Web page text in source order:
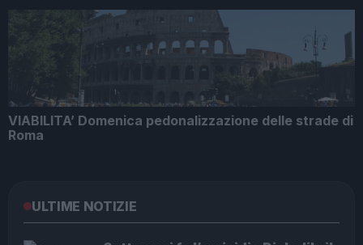
VIABILITA’ Domenica pedonalizzazione delle strade di
Roma
ULTIME NOTIZIE